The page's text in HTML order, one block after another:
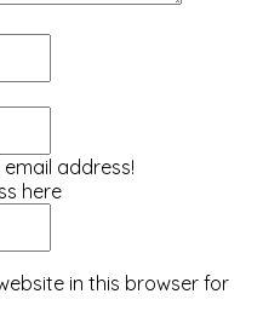
address!
here
in this browser for